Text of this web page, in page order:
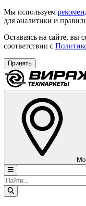
Мы используем
для аналитики и
Оставаясь на сайте, вы
соответствии с
Принять